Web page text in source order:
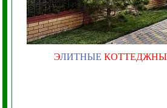
ЭЛИТНЫЕ